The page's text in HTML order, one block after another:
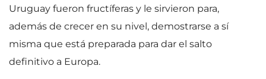
Uruguay fueron fructíferas y le sirvieron para,
además de crecer en su nivel, demostrarse a sí
misma que está preparada para dar el salto
definitivo a Europa.